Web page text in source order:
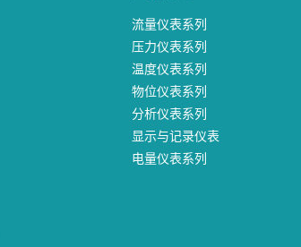
流量仪表系列
压力仪表系列
温度仪表系列
物位仪表系列
分析仪表系列
显示与记录仪表
电量仪表系列